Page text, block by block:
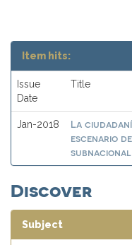
Item hits:
Issue
Date
Title
Jan-2018
La
escenario
subnacional
Discover
Subject